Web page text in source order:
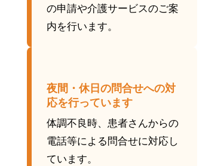
の申請や介護サービスのご案
内を行います。
夜間・休日の問合せへの対
応を行っています
体調不良時、患者さんからの
電話等による問合せに対応し
ています。